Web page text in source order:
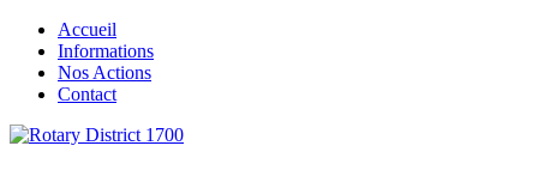
Accueil
Informations
Nos Actions
Contact